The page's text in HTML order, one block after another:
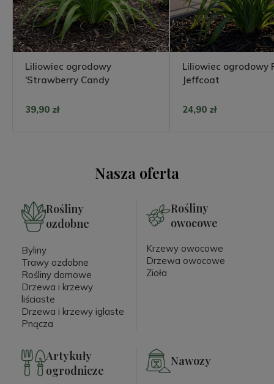
Liliowiec ogrodowy
'Strawberry Candy
39,90 zł
Liliowiec ogrodowy
Jeffcoat
24,90 zł
Nasza oferta
Rośliny
ozdobne
Byliny
Trawy ozdobne
Rośliny domowe
Drzewa i krzewy
liściaste
Drzewa i krzewy iglaste
Pnącza
Rośliny
owocowe
Krzewy owocowe
Drzewa owocowe
Zioła
Artykuły
ogrodnicze
Nawozy